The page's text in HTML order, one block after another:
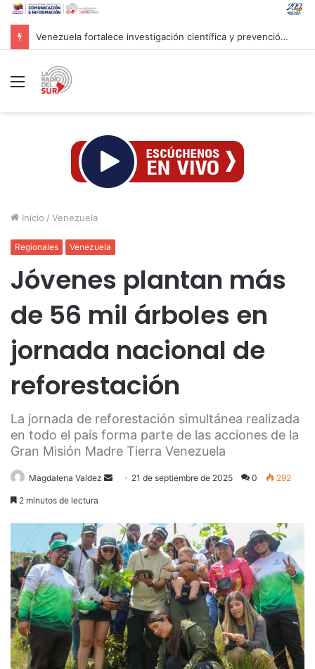
Venezuela ratifica disposición al diálogo comercial con Colombia bajo el principio de soberanía
Menú
Inicio / Venezuela
Regionales Venezuela
Jóvenes plantan más
de 56 mil árboles en
jornada nacional de
reforestación
La jornada de reforestación simultánea realizada
en todo el país forma parte de las acciones de la
Gran Misión Madre Tierra Venezuela
Magdalena Valdez
Send 21 de septiembre de 2025 0 292
2 minutos de lectura